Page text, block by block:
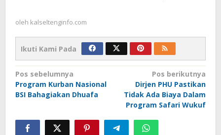
oleh kalseltenginfo.com
Ikuti Kami Pada
Navigasi
pos
Pos sebelumnya
Program Kurban Nasional
BSI Bahagiakan Dhuafa
Pos berikutnya
Dirjen PHU Pastikan
Tidak Ada Biaya Dalam
Program Safari Wukuf